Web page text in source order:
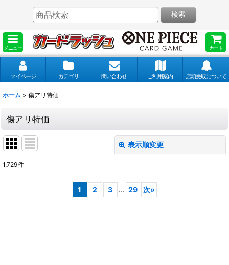
メニュー カート
検索
マイページ カテゴリ 問い合わせ ご利用案内 店頭受取について
ホーム > 傷アリ特価
傷アリ特価
表示順変更
1,729件
1 2 3 ... 29 次»